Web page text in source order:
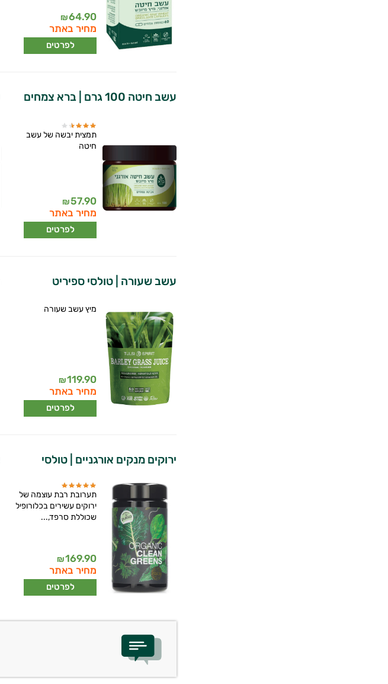
64.90
₪
מחיר באתר
לפרטים
עשב חיטה 100 גרם | ברא צמחים
תמצית יבשה של עשב
חיטה
57.90
₪
מחיר באתר
לפרטים
עשב שעורה | טולסי ספיריט
מיץ עשב שעורה
119.90
₪
מחיר באתר
לפרטים
ירוקים מנקים אורגניים | טולסי
תערובת רבת עוצמה של
ירוקים עשירים בכלורופיל
שכוללת סרפד,...
169.90
₪
מחיר באתר
לפרטים